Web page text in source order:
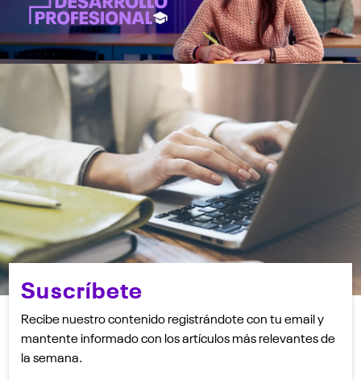
Suscríbete
Recibe nuestro contenido registrándote con tu email y
mantente informado con los artículos más relevantes de
la semana.